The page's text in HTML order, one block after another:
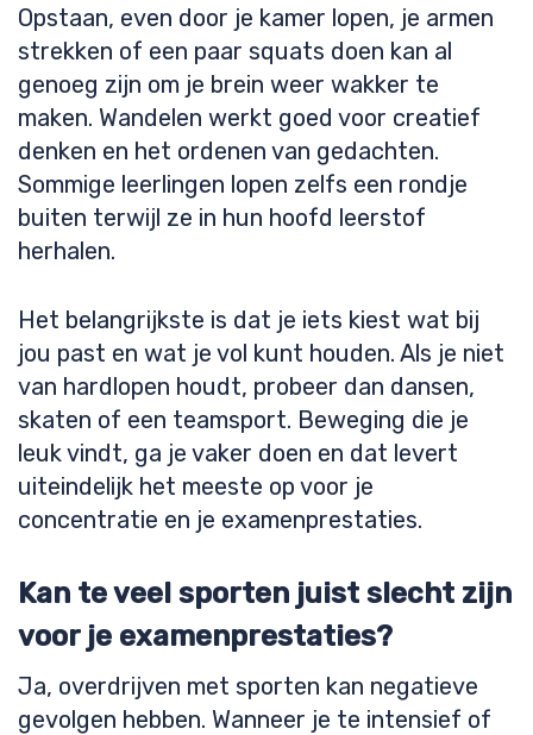
Opstaan, even door je kamer lopen, je armen
strekken of een paar squats doen kan al
genoeg zijn om je brein weer wakker te
maken. Wandelen werkt goed voor creatief
denken en het ordenen van gedachten.
Sommige leerlingen lopen zelfs een rondje
buiten terwijl ze in hun hoofd leerstof
herhalen.
Het belangrijkste is dat je iets kiest wat bij
jou past en wat je vol kunt houden. Als je niet
van hardlopen houdt, probeer dan dansen,
skaten of een teamsport. Beweging die je
leuk vindt, ga je vaker doen en dat levert
uiteindelijk het meeste op voor je
concentratie en je examenprestaties.
Kan te veel sporten juist slecht zijn
voor je examenprestaties?
Ja, overdrijven met sporten kan negatieve
gevolgen hebben. Wanneer je te intensief of